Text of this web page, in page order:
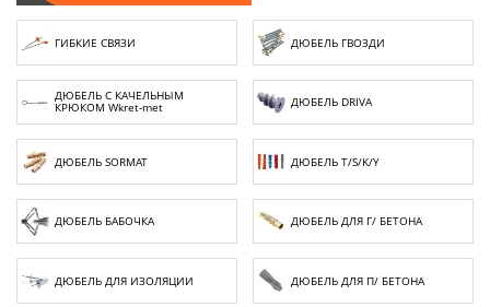
Крепёж
Круги и абразивы
Нержавейка
Химия
Хозтовары
Электроды и проволока
ГИБКИЕ СВЯЗИ ДЮБЕЛЬ ГВОЗДИ
ДЮБЕЛЬ C КАЧЕЛЬНЫМ
КРЮКОМ Wkret-met
ДЮБЕЛЬ DRIVA
ДЮБЕЛЬ SORMAT ДЮБЕЛЬ T/S/K/Y
ДЮБЕЛЬ БАБОЧКА ДЮБЕЛЬ ДЛЯ Г/ БЕТОНА
ДЮБЕЛЬ ДЛЯ ИЗОЛЯЦИИ ДЮБЕЛЬ ДЛЯ П/ БЕТОНА